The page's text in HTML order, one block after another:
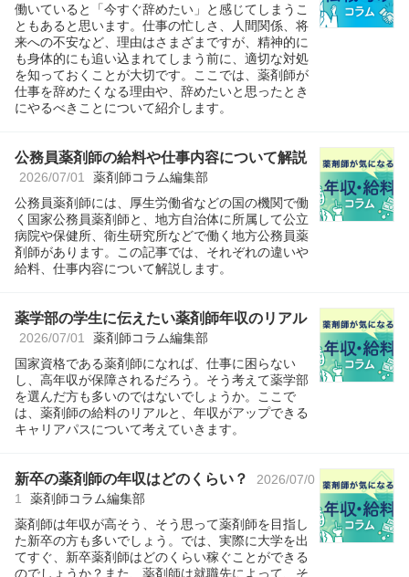
働いていると「今すぐ辞めたい」と感じてしまうこ
ともあると思います。仕事の忙しさ、人間関係、将
来への不安など、理由はさまざまですが、精神的に
も身体的にも追い込まれてしまう前に、適切な対処
を知っておくことが大切です。ここでは、薬剤師が
仕事を辞めたくなる理由や、辞めたいと思ったとき
にやるべきことについて紹介します。
公務員薬剤師の給料や仕事内容について解説
2026/07/01 薬剤師コラム編集部
公務員薬剤師には、厚生労働省などの国の機関で働
く国家公務員薬剤師と、地方自治体に所属して公立
病院や保健所、衛生研究所などで働く地方公務員薬
剤師があります。この記事では、それぞれの違いや
給料、仕事内容について解説します。
薬学部の学生に伝えたい薬剤師年収のリアル
2026/07/01 薬剤師コラム編集部
国家資格である薬剤師になれば、仕事に困らない
し、高年収が保障されるだろう。そう考えて薬学部
を選んだ方も多いのではないでしょうか。ここで
は、薬剤師の給料のリアルと、年収がアップできる
キャリアパスについて考えていきます。
新卒の薬剤師の年収はどのくらい？
2026/07/0
1
薬剤師コラム編集部
薬剤師は年収が高そう、そう思って薬剤師を目指し
た新卒の方も多いでしょう。では、実際に大学を出
てすぐ、新卒薬剤師はどのくらい稼ぐことができる
のでしょうか？また、薬剤師は就職先によって、そ